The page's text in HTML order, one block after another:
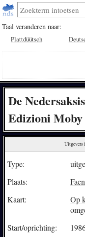
Taal veranderen naar:
Plattdüütsch
De
Edizioni
Type:
Plaats:
Kaart:
Op
Start/oprichting: